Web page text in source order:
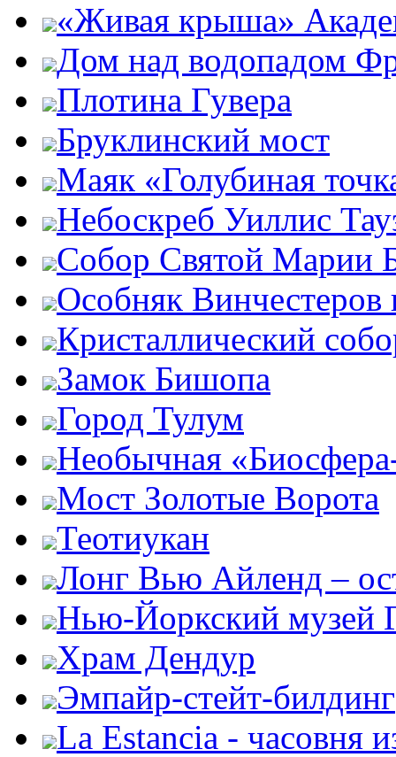
«Живая крыша»
Дом над водопадом
Плотина Гувера
Бруклинский мост
Маяк «Голубиная
Небоскреб Уиллис
Собор Святой Марии
Особняк
Кристаллический
Замок Бишопа
Город Тулум
Необычная
Мост Золотые Ворота
Теотиукан
Лонг Вью Айленд –
Нью-Йоркский музей
Храм Дендур
Эмпайр-стейт-билдинг
La Estancia - часовня